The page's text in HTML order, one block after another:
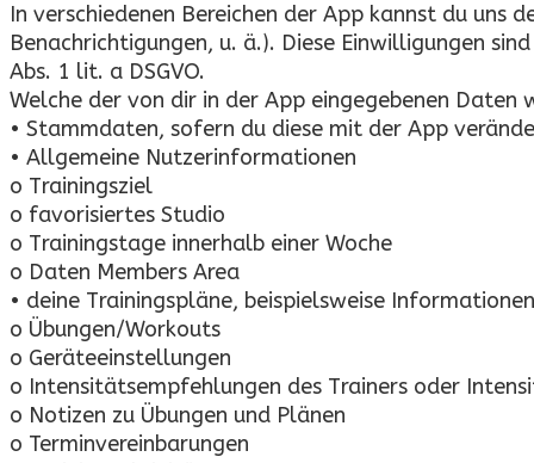
In verschiedenen Bereichen der App kannst du uns
Benachrichtigungen, u. ä.). Diese Einwilligungen
Abs. 1 lit. a DSGVO.
Welche der von dir in der App eingegebenen Daten
• Stammdaten, sofern du diese mit der App
• Allgemeine Nutzerinformationen
o Trainingsziel
o favorisiertes Studio
o Trainingstage innerhalb einer Woche
o Daten Members Area
• deine Trainingspläne, beispielsweise
o Übungen/Workouts
o Geräteeinstellungen
o Intensitätsempfehlungen des Trainers oder
o Notizen zu Übungen und Plänen
o Terminvereinbarungen